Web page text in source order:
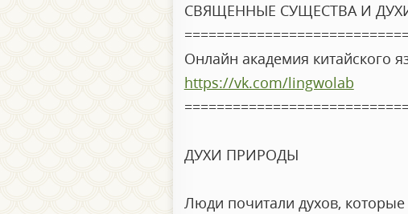
СВЯЩЕННЫЕ СУЩЕСТВА И
Онлайн академия китайского
https://vk.com/lingwolab
ДУХИ ПРИРОДЫ
Люди почитали духов,